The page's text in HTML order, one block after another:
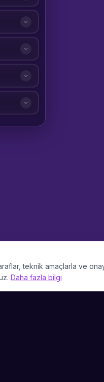
teknik amaçlarla ve
Daha fazla bilgi